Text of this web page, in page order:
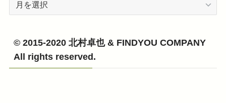
© 2015-2020 北村卓也 & FINDYOU COMPANY
All rights reserved.